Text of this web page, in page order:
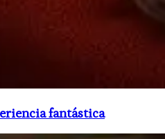
fantástica